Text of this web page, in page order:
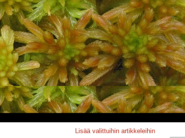
Lisää valittuihin artikkeleihin